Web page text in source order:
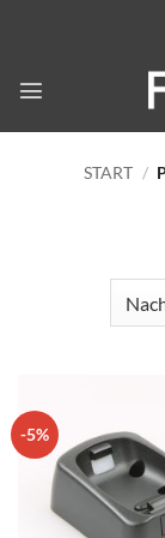
START /
-5%